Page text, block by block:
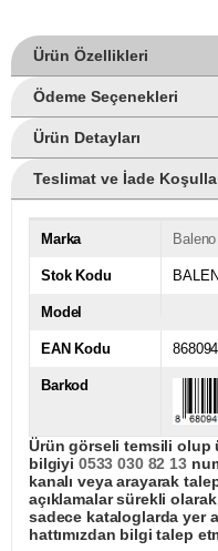
Ürün Özellikleri
Ödeme Seçenekleri
Ürün Detayları
Teslimat ve İade
Marka Baleno
Stok Kodu
Model
EAN Kodu
Barkod
Ürün görseli temsili olup
bilgiyi 0533 030 82 13
kanalı veya arayarak
açıklamalar sürekli
sadece kataloglarda yer
hattımızdan bilgi talep